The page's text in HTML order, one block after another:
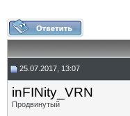
25.07.2017, 13:07
inFINity_VRN
Продвинутый